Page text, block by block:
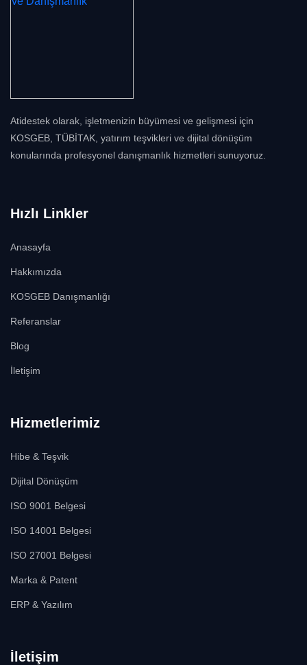
Atidestek olarak, işletmenizin büyümesi ve gelişmesi için
KOSGEB, TÜBİTAK, yatırım teşvikleri ve dijital dönüşüm
konularında profesyonel danışmanlık hizmetleri sunuyoruz.
Hızlı Linkler
Anasayfa
Hakkımızda
KOSGEB Danışmanlığı
Referanslar
Blog
İletişim
Hizmetlerimiz
Hibe & Teşvik
Dijital Dönüşüm
ISO 9001 Belgesi
ISO 14001 Belgesi
ISO 27001 Belgesi
Marka & Patent
ERP & Yazılım
İletişim